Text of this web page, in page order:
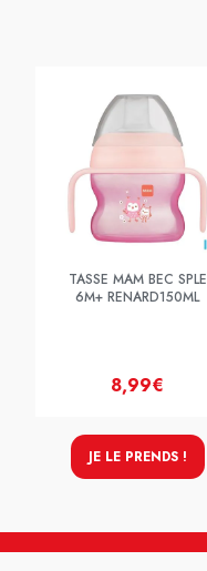
TASSE MAM BEC SPLE
6M+ RENARD150ML
8,99€
JE LE PRENDS !